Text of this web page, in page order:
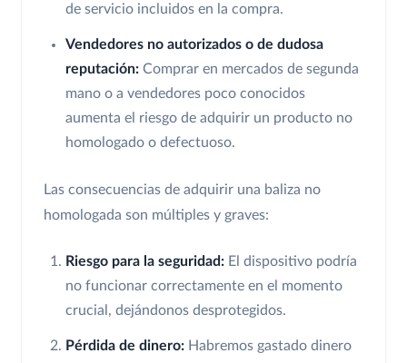
de servicio incluidos en la compra.
Vendedores no autorizados o de dudosa
reputación: Comprar en mercados de segunda
mano o a vendedores poco conocidos
aumenta el riesgo de adquirir un producto no
homologado o defectuoso.
Las consecuencias de adquirir una baliza no
homologada son múltiples y graves:
Riesgo para la seguridad: El dispositivo podría
no funcionar correctamente en el momento
crucial, dejándonos desprotegidos.
Pérdida de dinero: Habremos gastado dinero